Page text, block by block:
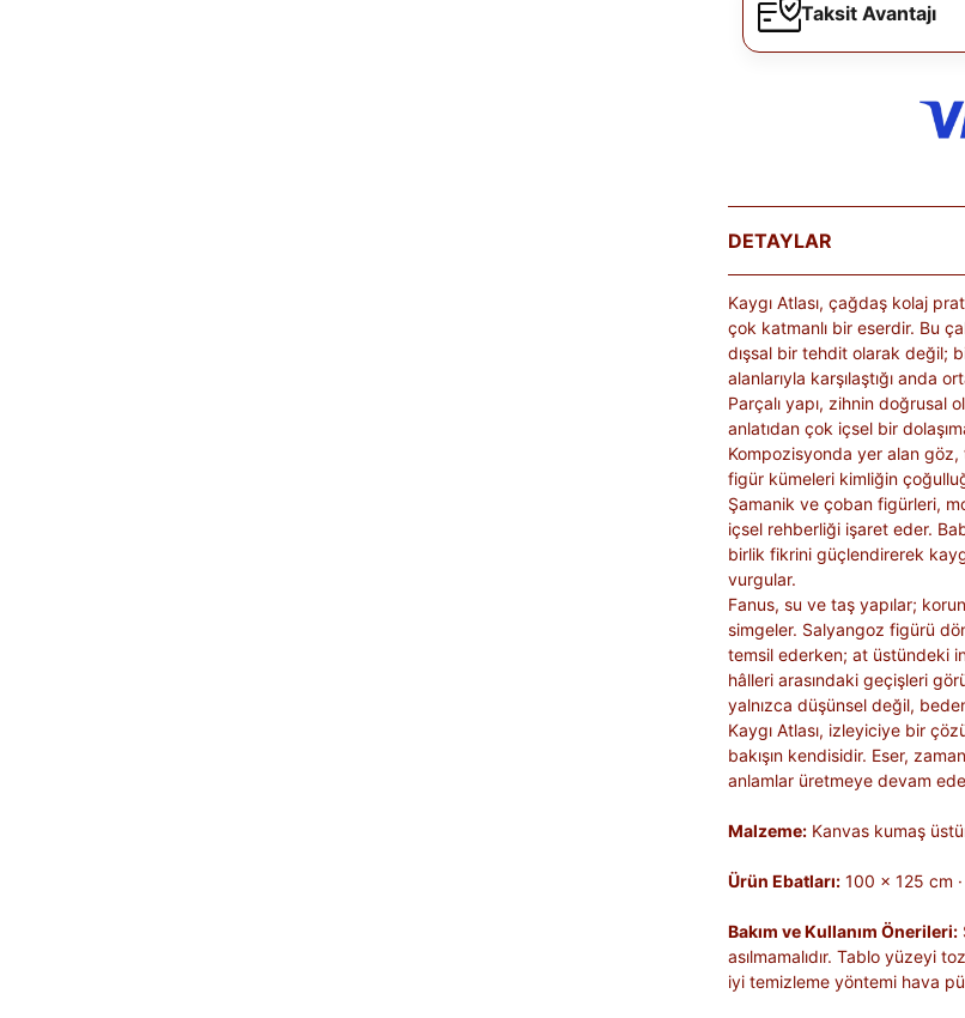
Taksit Avantajı
DETAYLAR
Kaygı Atlası, çağdaş kolaj
çok katmanlı bir eserdir. Bu
dışsal bir tehdit olarak değil;
alanlarıyla karşılaştığı anda
Parçalı yapı, zihnin doğrusal
anlatıdan çok içsel bir
Kompozisyonda yer alan göz,
figür kümeleri kimliğin
Şamanik ve çoban figürleri,
içsel rehberliği işaret eder.
birlik fikrini güçlendirerek
vurgular.
Fanus, su ve taş yapılar;
simgeler. Salyangoz figürü
temsil ederken; at üstündeki
hâlleri arasındaki geçişleri
yalnızca düşünsel değil,
Kaygı Atlası, izleyiciye bir
bakışın kendisidir. Eser,
anlamlar üretmeye devam
Malzeme: Kanvas kumaş
Ürün Ebatları: 100 × 125 cm
Bakım ve Kullanım Önerileri:
asılmamalıdır. Tablo yüzeyi
iyi temizleme yöntemi hava